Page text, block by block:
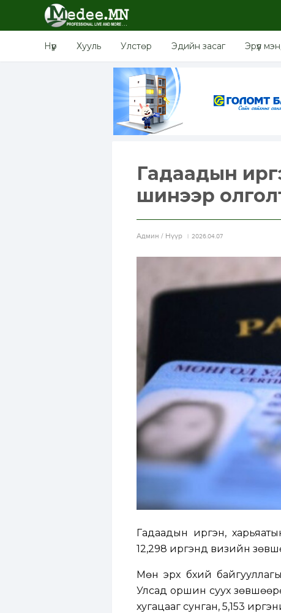
Нүүр Хууль Улстөр Эдийн засаг Эрүүл
Гадаадын
шинээр
Aдмин / Нүүр 2026.04.07
Гадаадын иргэн,
12,298 иргэнд визийн
Мөн эрх бүхий
Улсад оршин суух
хугацааг сунган, 5,153